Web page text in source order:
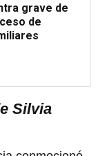
grave de
de
Silvia